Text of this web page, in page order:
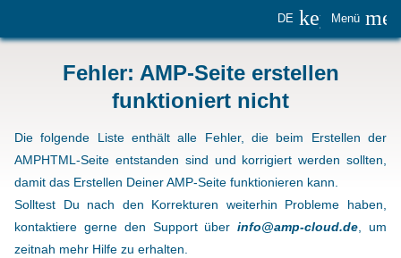
DE Menü
Fehler: AMP-Seite erstellen
funktioniert nicht
Die folgende Liste enthält alle Fehler, die beim Erstellen der
AMPHTML-Seite entstanden sind und korrigiert werden sollten,
damit das Erstellen Deiner AMP-Seite funktionieren kann.
Solltest Du nach den Korrekturen weiterhin Probleme haben,
kontaktiere gerne den Support überinfo@amp-cloud.de, um
zeitnah mehr Hilfe zu erhalten.